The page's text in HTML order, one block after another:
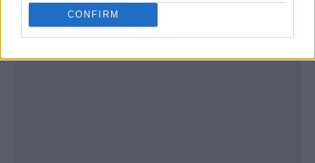
CONFIRM
Publicidad